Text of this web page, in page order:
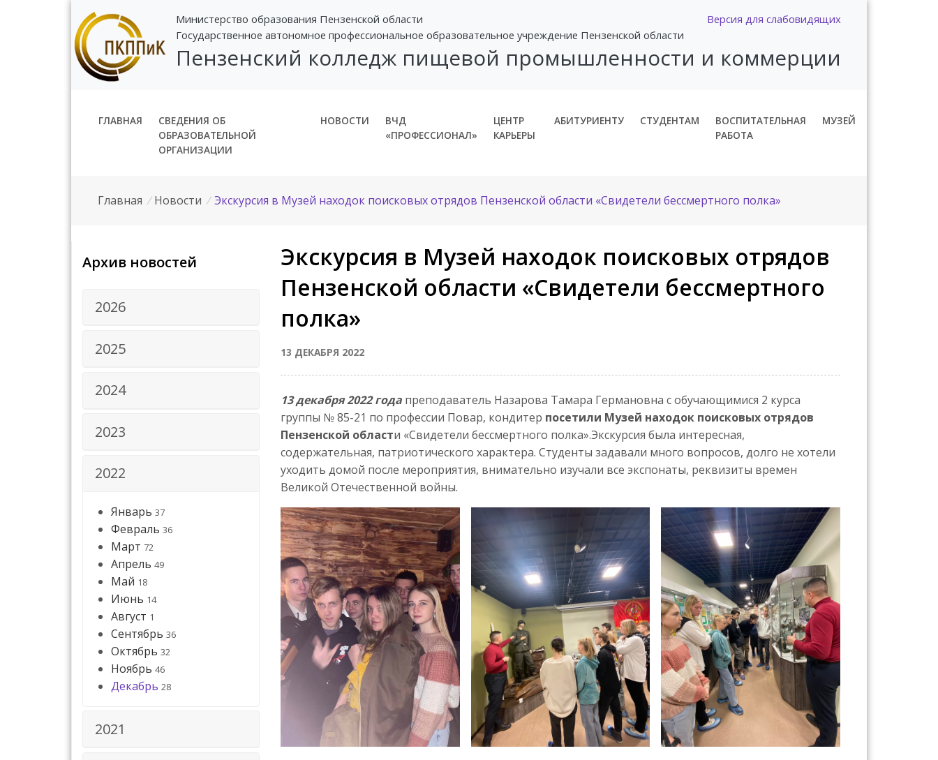
Версия для слабовидящих
Министерство образования Пензенской области
Государственное автономное профессиональное образовательное учреждение Пензенской области
Пензенский колледж пищевой промышленности и коммерции
ГЛАВНАЯ
СВЕДЕНИЯ ОБ
ОБРАЗОВАТЕЛЬНОЙ
ОРГАНИЗАЦИИ
НОВОСТИ
ВЧД
«ПРОФЕССИОНАЛ»
ЦЕНТР
КАРЬЕРЫ
АБИТУРИЕНТУ СТУДЕНТАМ
ВОСПИТАТЕЛЬНАЯ
РАБОТА
МУЗЕЙ
Главная / Новости / Экскурсия в Музей находок поисковых отрядов Пензенской области «Свидетели бессмертного полка»
Архив новостей
2026
2025
2024
2023
2022
Январь 37
Февраль 36
Март 72
Апрель 49
Май 18
Июнь 14
Август 1
Сентябрь 36
Октябрь 32
Ноябрь 46
Декабрь 28
2021
Экскурсия в Музей находок поисковых отрядов
Пензенской области «Свидетели бессмертного
полка»
13 ДЕКАБРЯ 2022
13 декабря 2022 года преподаватель Назарова Тамара Германовна с обучающимися 2 курса
группы № 85-21 по профессии Повар, кондитер посетили Музей находок поисковых отрядов
Пензенской области «Свидетели бессмертного полка».Экскурсия была интересная,
содержательная, патриотического характера. Студенты задавали много вопросов, долго не хотели
уходить домой после мероприятия, внимательно изучали все экспонаты, реквизиты времен
Великой Отечественной войны.